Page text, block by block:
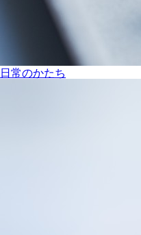
日常のかたち